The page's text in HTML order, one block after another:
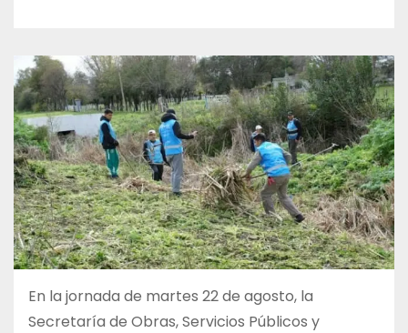
En la jornada de martes 22 de agosto, la
Secretaría de Obras, Servicios Públicos y